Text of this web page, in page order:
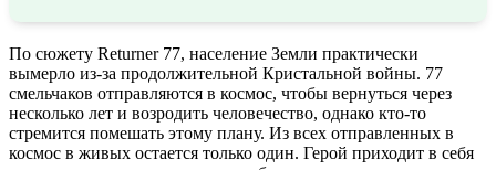
По сюжету Returner 77, население Земли практически
вымерло из-за продолжительной Кристальной войны. 77
смельчаков отправляются в космос, чтобы вернуться через
несколько лет и возродить человечество, однако кто-то
стремится помешать этому плану. Из всех отправленных в
космос в живых остается только один. Герой приходит в себя